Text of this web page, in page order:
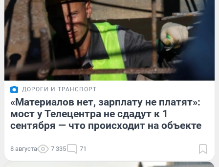
ДОРОГИ И ТРАНСПОРТ
«Материалов нет, зарплату не платят»:
мост у Телецентра не сдадут к 1
сентября — что происходит на объекте
8 августа 7 335 71